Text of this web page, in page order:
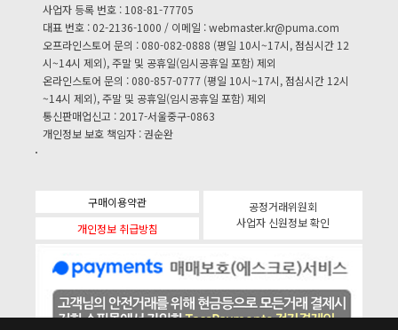
사업자 등록 번호 : 108-81-77705
대표 번호 : 02-2136-1000 / 이메일 :webmaster.kr@puma.com
오프라인스토어 문의 : 080-082-0888 (평일 10시~17시, 점심시간 12
시~14시 제외), 주말 및 공휴일(임시공휴일 포함) 제외
온라인스토어 문의 : 080-857-0777 (평일 10시~17시, 점심시간 12시
~14시 제외), 주말 및 공휴일(임시공휴일 포함) 제외
통신판매업신고 : 2017-서울중구-0863
개인정보 보호 책임자 : 권순완
구매이용약관
개인정보 취급방침
공정거래위원회
사업자 신원정보 확인